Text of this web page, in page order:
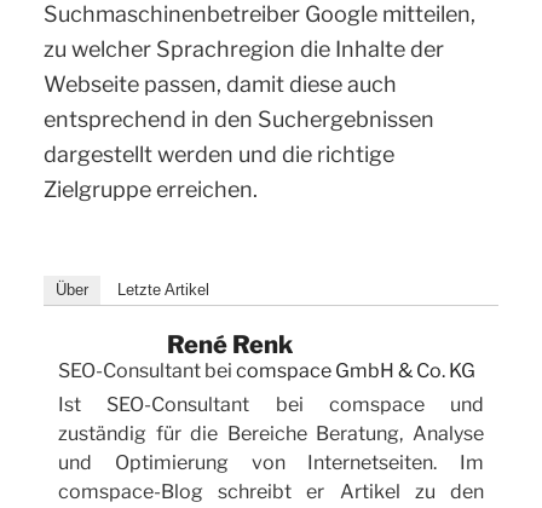
Suchmaschinenbetreiber Google mitteilen,
zu welcher Sprachregion die Inhalte der
Webseite passen, damit diese auch
entsprechend in den Suchergebnissen
dargestellt werden und die richtige
Zielgruppe erreichen.
Über Letzte Artikel
René Renk
SEO-Consultant bei comspace GmbH & Co. KG
Ist SEO-Consultant bei comspace und
zuständig für die Bereiche Beratung, Analyse
und Optimierung von Internetseiten. Im
comspace-Blog schreibt er Artikel zu den